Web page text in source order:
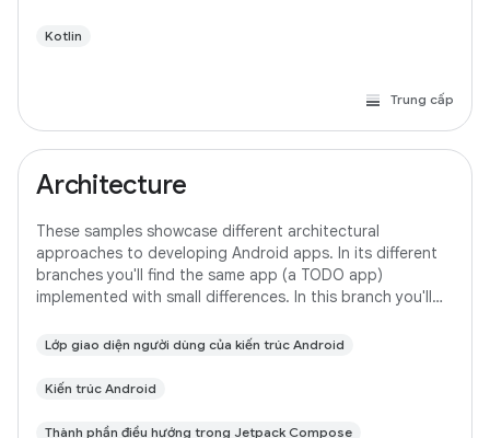
Kotlin
Trung cấp
Architecture
These samples showcase different architectural
approaches to developing Android apps. In its different
branches you'll find the same app (a TODO app)
implemented with small differences. In this branch you'll
Lớp giao diện người dùng của kiến trúc Android
Kiến trúc Android
Thành phần điều hướng trong Jetpack Compose